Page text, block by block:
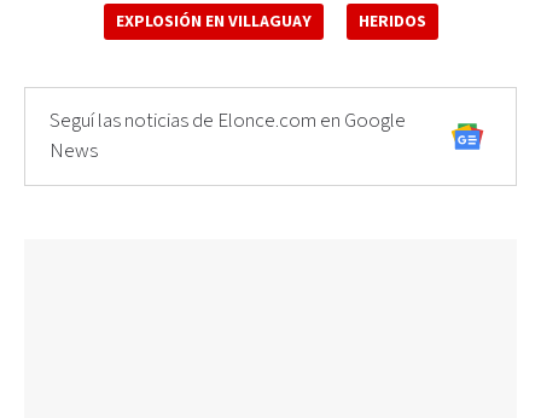
EXPLOSIÓN EN VILLAGUAY HERIDOS
Seguí las noticias de Elonce.com en Google
News